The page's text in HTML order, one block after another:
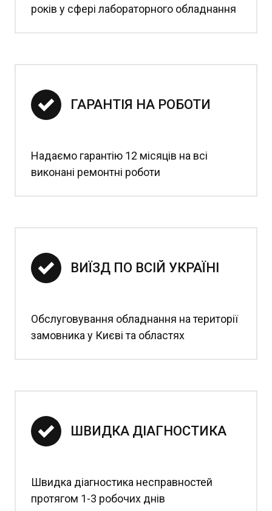
років у сфері лабораторного обладнання
ГАРАНТІЯ НА РОБОТИ
Надаємо гарантію 12 місяців на всі
виконані ремонтні роботи
ВИЇЗД ПО ВСІЙ УКРАЇНІ
Обслуговування обладнання на території
замовника у Києві та областях
ШВИДКА ДІАГНОСТИКА
Швидка діагностика несправностей
протягом 1-3 робочих днів